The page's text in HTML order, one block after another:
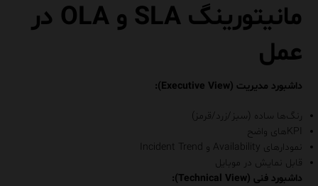
مانیتورینگ SLA و OLA در
عمل
داشبورد مدیریت (Executive View):
رنگ‌ها ساده (سبز/زرد/قرمز)
KPIهای واضح
نمودارهای Availability و Incident Trend
قابل نمایش در موبایل
داشبورد فنی (Technical View):